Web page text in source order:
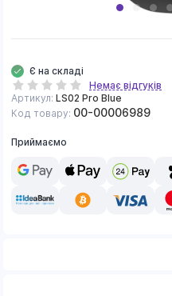
Є на складі
Артикул: LS02 Pro Blue
Код товару: 00-00006989
Немає відгуків
Приймаємо